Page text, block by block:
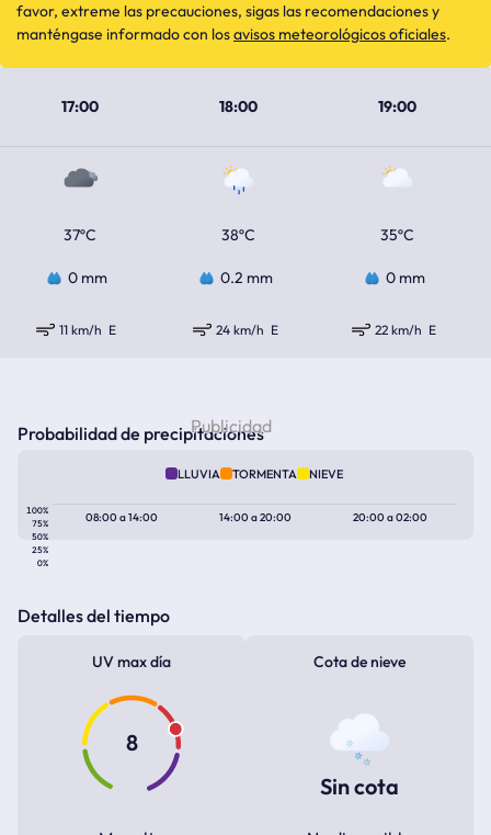
17:00 18:00 19:00
37ºC 38ºC 35ºC
0 mm 0.2 mm 0 mm
11 km/h E 24 km/h E 22 km/h E
favor, extreme las precauciones, sigas las recomendaciones y
manténgase informado con losavisos meteorológicos oficiales.
Probabilidad de precipitaciones
LLUVIA TORMENTA NIEVE
100%
75%
50%
25%
0%
08:00a14:00 14:00a20:00 20:00a02:00
Detalles del tiempo
UV max día
8
Cota de nieve
Sin cota